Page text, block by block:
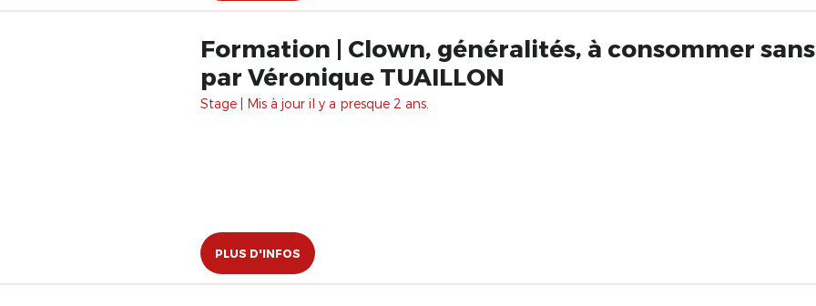
Formation | Clown, généralités, à consommer
par Véronique TUAILLON
Stage | Mis à jour il y a presque 2 ans.
PLUS D'INFOS